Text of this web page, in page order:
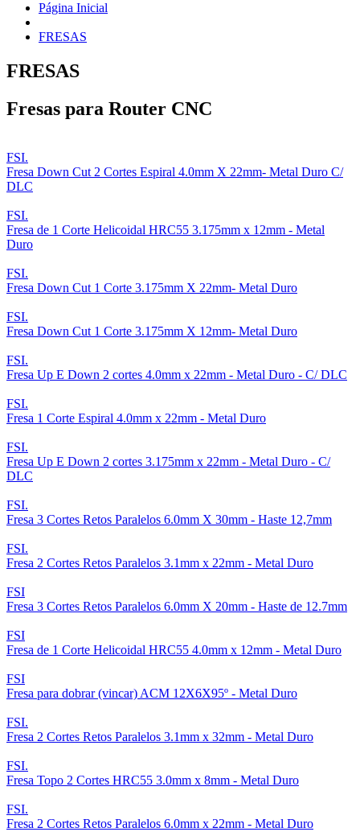
Página Inicial
FRESAS
FRESAS
Fresas para Router CNC
FSI.
Fresa Down Cut 2 Cortes Espiral 4.0mm X 22mm- Metal Duro C/
DLC
FSI.
Fresa de 1 Corte Helicoidal HRC55 3.175mm x 12mm - Metal
Duro
FSI.
Fresa Down Cut 1 Corte 3.175mm X 22mm- Metal Duro
FSI.
Fresa Down Cut 1 Corte 3.175mm X 12mm- Metal Duro
FSI.
Fresa Up E Down 2 cortes 4.0mm x 22mm - Metal Duro - C/ DLC
FSI.
Fresa 1 Corte Espiral 4.0mm x 22mm - Metal Duro
FSI.
Fresa Up E Down 2 cortes 3.175mm x 22mm - Metal Duro - C/
DLC
FSI.
Fresa 3 Cortes Retos Paralelos 6.0mm X 30mm - Haste 12,7mm
FSI.
Fresa 2 Cortes Retos Paralelos 3.1mm x 22mm - Metal Duro
FSI
Fresa 3 Cortes Retos Paralelos 6.0mm X 20mm - Haste de 12.7mm
FSI
Fresa de 1 Corte Helicoidal HRC55 4.0mm x 12mm - Metal Duro
FSI
Fresa para dobrar (vincar) ACM 12X6X95º - Metal Duro
FSI.
Fresa 2 Cortes Retos Paralelos 3.1mm x 32mm - Metal Duro
FSI.
Fresa Topo 2 Cortes HRC55 3.0mm x 8mm - Metal Duro
FSI.
Fresa 2 Cortes Retos Paralelos 6.0mm x 22mm - Metal Duro